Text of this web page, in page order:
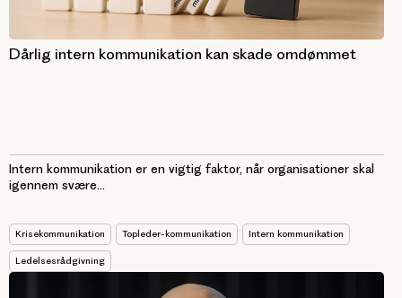
Dårlig intern kommunikation kan skade omdømmet
Intern kommunikation er en vigtig faktor, når organisationer skal
igennem svære...
Krisekommunikation Topleder-kommunikation Intern kommunikation
Ledelsesrådgivning